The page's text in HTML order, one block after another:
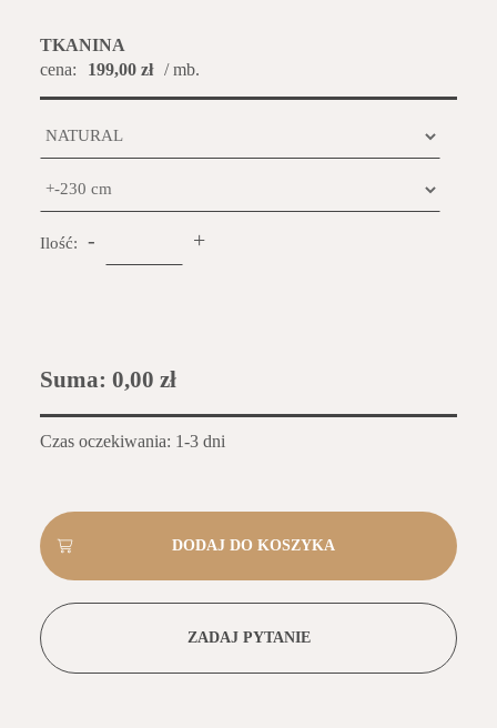
TKANINA
cena:
199,00 zł / mb.
Ilość: - +
Suma: 0,00 zł
Czas oczekiwania: 1-3 dni
ZADAJ PYTANIE